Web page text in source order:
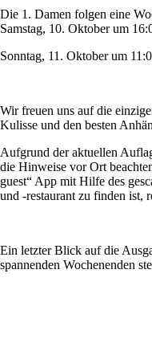
Die 1. Damen folgen eine
Samstag, 10. Oktober um
Sonntag, 11. Oktober um
Wir freuen uns auf die
Kulisse und den besten
Aufgrund der aktuellen
die Hinweise vor Ort
guest“ App mit Hilfe des
und -restaurant zu finden ist,
Ein letzter Blick auf die
spannenden Wochenenden